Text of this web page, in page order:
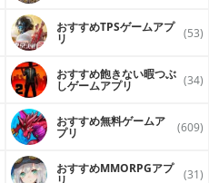
おすすめTPSゲームアプ
リ (53)
おすすめ飽きない暇つぶ
しゲームアプリ (34)
おすすめ無料ゲームア
プリ (609)
おすすめ MMORPGアプ
リ (31)